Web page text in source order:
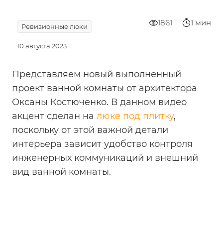
1861 1 мин
Ревизионные люки
10 августа 2023
Представляем новый выполненный
проект ванной комнаты от архитектора
Оксаны Костюченко. В данном видео
акцент сделан на люке под плитку,
поскольку от этой важной детали
интерьера зависит удобство контроля
инженерных коммуникаций и внешний
вид ванной комнаты.